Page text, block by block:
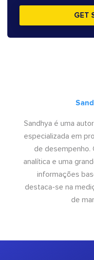
GET
Sandhya é uma
especializada em
de desempenho.
analítica e uma
informações
destaca-se na
de